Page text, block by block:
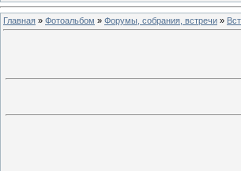
Главная » Фотоальбом » Форумы, собрания, встречи »